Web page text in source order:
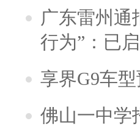
广东雷州通
行为”：已
享界G9车
佛山一中学